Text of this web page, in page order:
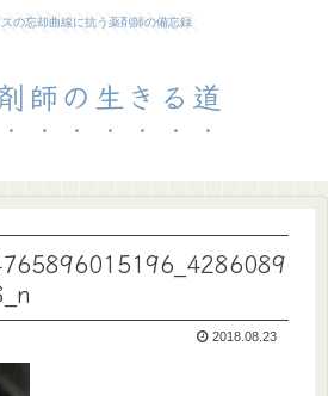
の忘却曲線に抗う薬剤師の備忘録
師の生きる道
2018.08.23